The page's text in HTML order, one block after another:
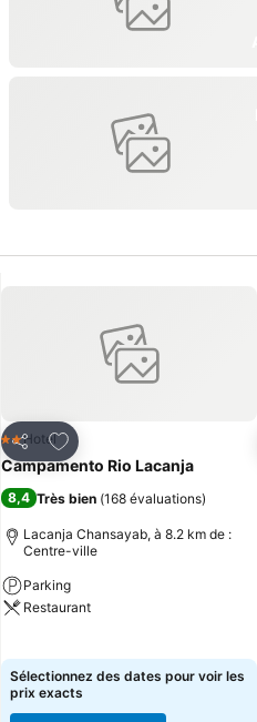
Partager
Ajouter à mes favoris
2 Étoiles
Hotel
Campamento Rio Lacanja
8,4 Très bien (168 évaluations)
Lacanja Chansayab, à 8.2 km de :
Centre-ville
Parking
Restaurant
Sélectionnez des dates pour voir les
prix exacts